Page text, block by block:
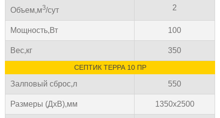
Объем,м3/сут 2
Мощность,Вт 100
Вес,кг 350
СЕПТИК ТЕРРА 10 ПР
Залповый сброс,л 550
Размеры (ДхВ),мм 1350х2500